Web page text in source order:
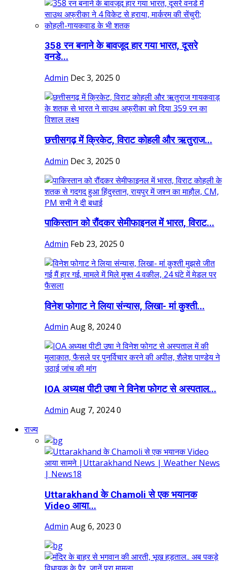
358 रन बनाने के बावजूद हार गया भारत, दूसरे
वनडे...
Admin Dec 3, 2025 0
छत्तीसगढ़ में क्रिकेट, विराट कोहली और ऋतुराज...
Admin Dec 3, 2025 0
पाकिस्तान को रौंदकर सेमीफाइनल में भारत, विराट...
Admin Feb 23, 2025 0
विनेश फोगाट ने लिया संन्यास, लिखा- मां कुश्ती...
Admin Aug 8, 20240
IOA अध्यक्ष पीटी उषा ने विनेश फोगट से अस्पताल...
Admin Aug 7, 20240
राज्य
Uttarakhand के Chamoli से एक भयानक
Video आया...
Admin Aug 6, 2023 0